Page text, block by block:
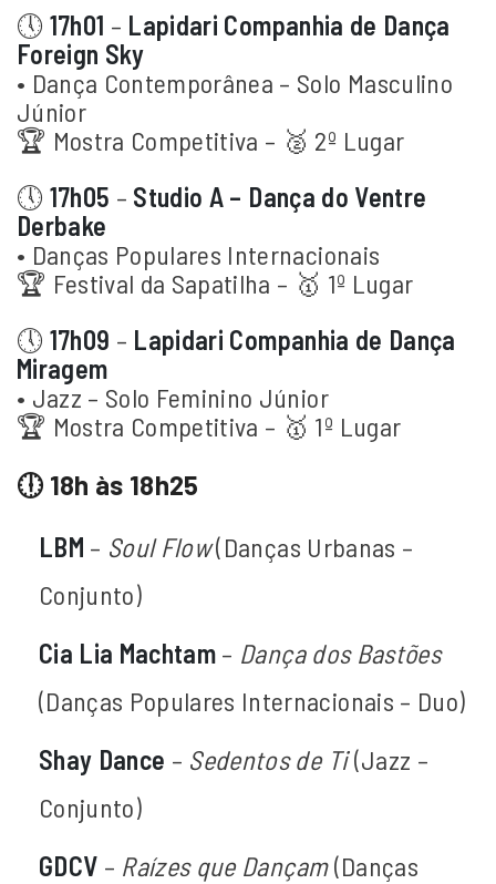
🕔 17h01 – Lapidari Companhia de Dança
Foreign Sky
• Dança Contemporânea – Solo Masculino
Júnior
🏆 Mostra Competitiva – 🥈 2º Lugar
🕔 17h05 – Studio A – Dança do Ventre
Derbake
• Danças Populares Internacionais
🏆 Festival da Sapatilha – 🥇 1º Lugar
🕔 17h09 – Lapidari Companhia de Dança
Miragem
• Jazz – Solo Feminino Júnior
🏆 Mostra Competitiva – 🥇 1º Lugar
🕕 18h às 18h25
LBM – Soul Flow(Danças Urbanas –
Conjunto)
Cia Lia Machtam – Dança dos Bastões
(Danças Populares Internacionais – Duo)
Shay Dance – Sedentos de Ti(Jazz –
Conjunto)
GDCV – Raízes que Dançam(Danças